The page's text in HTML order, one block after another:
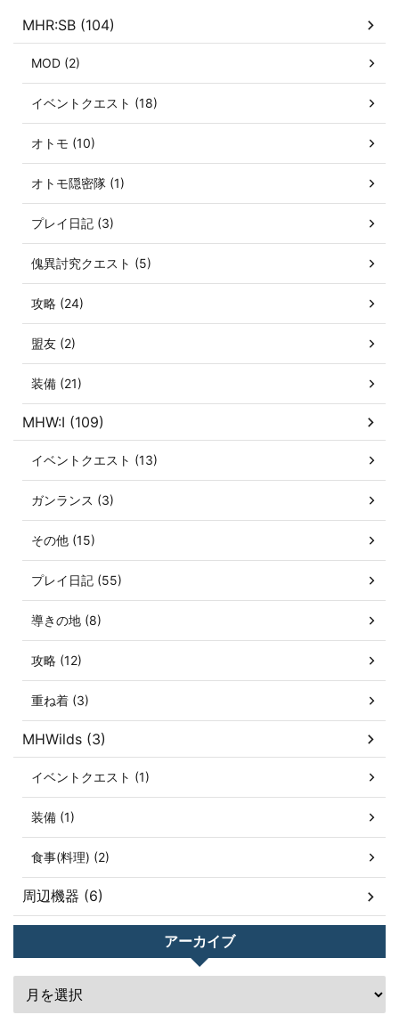
MHR:SB (104)
MOD (2)
イベントクエスト (18)
オトモ (10)
オトモ隠密隊 (1)
プレイ日記 (3)
傀異討究クエスト (5)
攻略 (24)
盟友 (2)
装備 (21)
MHW:I (109)
イベントクエスト (13)
ガンランス (3)
その他 (15)
プレイ日記 (55)
導きの地 (8)
攻略 (12)
重ね着 (3)
MHWilds (3)
イベントクエスト (1)
装備 (1)
食事(料理) (2)
周辺機器 (6)
アーカイブ